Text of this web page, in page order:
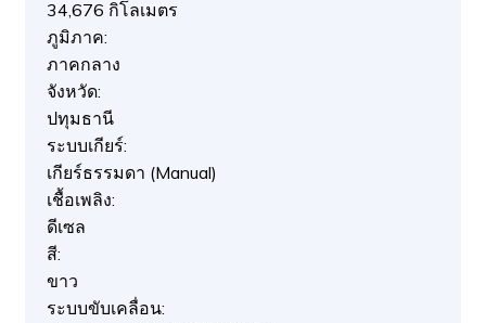
34,676 กิโลเมตร
ภูมิภาค:
ภาคกลาง
จังหวัด:
ปทุมธานี
ระบบเกียร์:
เกียร์ธรรมดา (Manual)
เชื้อเพลิง:
ดีเซล
สี:
ขาว
ระบบขับเคลื่อน: